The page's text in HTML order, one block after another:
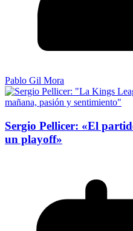
Pablo Gil Mora
Sergio Pellicer: «El
un playoff»